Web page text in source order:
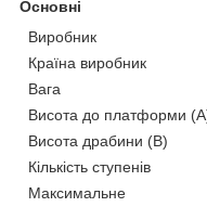
Основні
Виробник
Країна виробник
Вага
Висота до платформи
Висота драбини (В)
Кількість ступенів
Максимальне